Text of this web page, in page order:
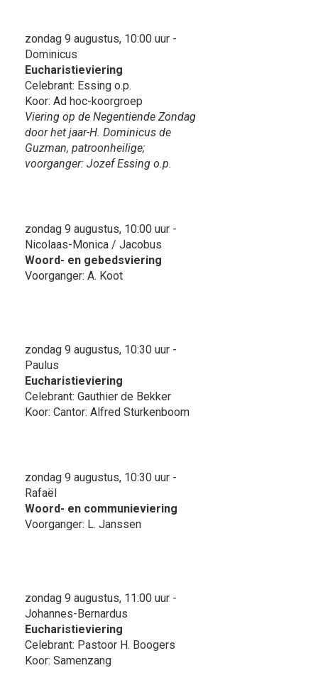
zondag 9 augustus, 10:00 uur -
Dominicus
Eucharistieviering
Celebrant: Essing o.p.
Koor: Ad hoc-koorgroep
Viering op de Negentiende Zondag
door het jaar-H. Dominicus de
Guzman, patroonheilige;
voorganger: Jozef Essing o.p.
zondag 9 augustus, 10:00 uur -
Nicolaas-Monica / Jacobus
Woord- en gebedsviering
Voorganger: A. Koot
zondag 9 augustus, 10:30 uur -
Paulus
Eucharistieviering
Celebrant: Gauthier de Bekker
Koor: Cantor: Alfred Sturkenboom
zondag 9 augustus, 10:30 uur -
Rafaël
Woord- en communieviering
Voorganger: L. Janssen
zondag 9 augustus, 11:00 uur -
Johannes-Bernardus
Eucharistieviering
Celebrant: Pastoor H. Boogers
Koor: Samenzang